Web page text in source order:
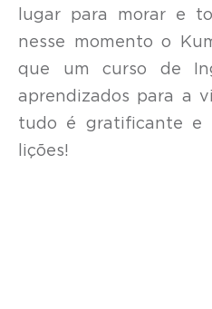
lugar para morar e
nesse momento o
que um curso de
aprendizados para a
tudo é gratificante e
lições!